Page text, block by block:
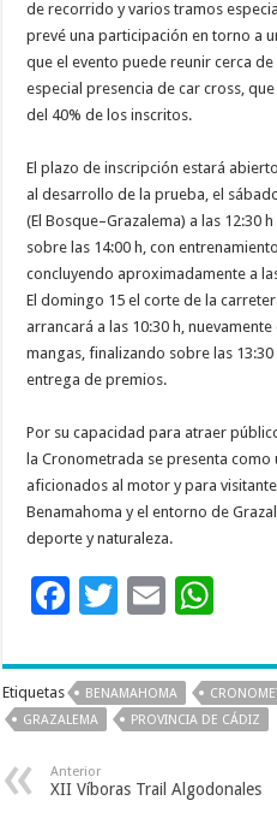
de recorrido y varios tramos
prevé una participación en torno a
que el evento puede reunir cerca
especial presencia de car cross,
del 40% de los inscritos.
El plazo de inscripción estará
al desarrollo de la prueba, el
(El Bosque–Grazalema) a las 12:30
sobre las 14:00 h, con
concluyendo aproximadamente a
El domingo 15 el corte de la
arrancará a las 10:30 h,
mangas, finalizando sobre las
entrega de premios.
Por su capacidad para atraer
la Cronometrada se presenta
aficionados al motor y para
Benamahoma y el entorno de
deporte y naturaleza.
F
e
b
o
T
tt
er
E
ai
l
at
sA
p
Etiquetas BENAMAHOMA
GRAZALEMA
PROVINCIA DE CÁDIZ
Anterior
XII Víboras Trail Algodonales